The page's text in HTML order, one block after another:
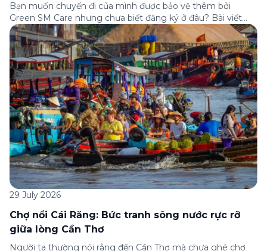
Bạn muốn chuyến đi của mình được bảo vệ thêm bởi
Green SM Care nhưng chưa biết đăng ký ở đâu? Bài viết
dưới đây sẽ hướng dẫn chi tiết cách tham gia (và hủy tham
gia) gói bảo hiểm này ngay trên ứng dụng Green SM, cùng
những lưu ý quan trọng trước khi […]
29 July 2026
Chợ nổi Cái Răng: Bức tranh sông nước rực rỡ
giữa lòng Cần Thơ
Người ta thường nói rằng đến Cần Thơ mà chưa ghé chợ